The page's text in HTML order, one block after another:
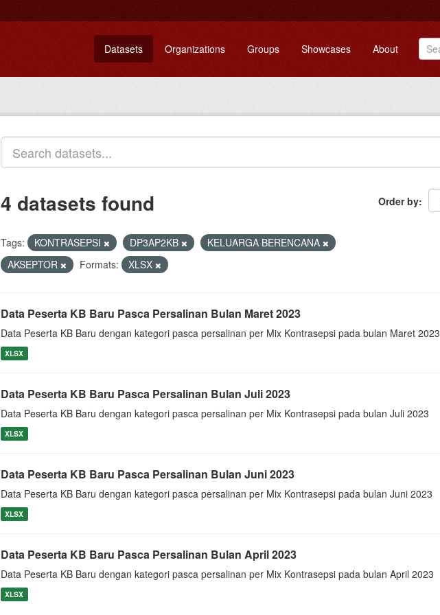
Datasets Organizations Groups Showcases About
Order by
4 datasets found
Tags: KONTRASEPSI DP3AP2KB
KELUARGA BERENCANA
AKSEPTOR
Formats: XLSX
Data Peserta KB Baru Pasca Persalinan Bulan Maret 2023
Data Peserta KB Baru dengan kategori pasca persalinan per Mix Kontrasepsi pada bulan Maret 2023
XLSX
Data Peserta KB Baru Pasca Persalinan Bulan Juli 2023
Data Peserta KB Baru dengan kategori pasca persalinan per Mix Kontrasepsi pada bulan Juli 2023
XLSX
Data Peserta KB Baru Pasca Persalinan Bulan Juni 2023
Data Peserta KB Baru dengan kategori pasca persalinan per Mix Kontrasepsi pada bulan Juni 2023
XLSX
Data Peserta KB Baru Pasca Persalinan Bulan April 2023
Data Peserta KB Baru dengan kategori pasca persalinan per Mix Kontrasepsi pada bulan April 2023
XLSX